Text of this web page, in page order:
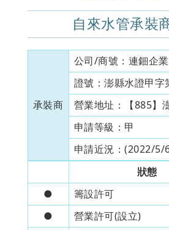
自來水管承裝
承裝商
公司/商號： 連鈿企
證號：澎縣水證甲字
營業地址：
【885
申請等級： 甲
申請近況：(2022/5/
狀態
●
籌設許可
●
營業許可(設立)